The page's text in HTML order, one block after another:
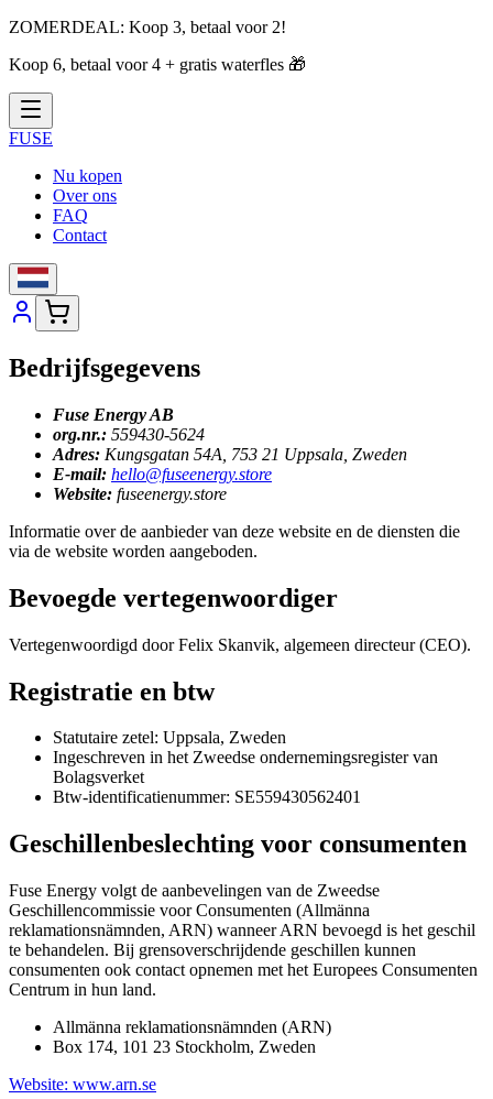
ZOMERDEAL: Koop 3, betaal voor 2!
Koop 6, betaal voor 4 + gratis waterfles 🎁
FUSE
Nu kopen
Over ons
FAQ
Contact
Bedrijfsgegevens
Fuse Energy AB
org.nr.: 559430-5624
Adres: Kungsgatan 54A, 753 21 Uppsala, Zweden
E-mail: hello@fuseenergy.store
Website: fuseenergy.store
Informatie over de aanbieder van deze website en de diensten die
via de website worden aangeboden.
Bevoegde vertegenwoordiger
Vertegenwoordigd door Felix Skanvik, algemeen directeur (CEO).
Registratie en btw
Statutaire zetel: Uppsala, Zweden
Ingeschreven in het Zweedse ondernemingsregister van
Bolagsverket
Btw-identificatienummer: SE559430562401
Geschillenbeslechting voor consumenten
Fuse Energy volgt de aanbevelingen van de Zweedse
Geschillencommissie voor Consumenten (Allmänna
reklamationsnämnden, ARN) wanneer ARN bevoegd is het geschil
te behandelen. Bij grensoverschrijdende geschillen kunnen
consumenten ook contact opnemen met het Europees Consumenten
Centrum in hun land.
Allmänna reklamationsnämnden (ARN)
Box 174, 101 23 Stockholm, Zweden
Website: www.arn.se